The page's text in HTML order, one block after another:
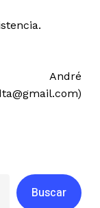
André
Buscar